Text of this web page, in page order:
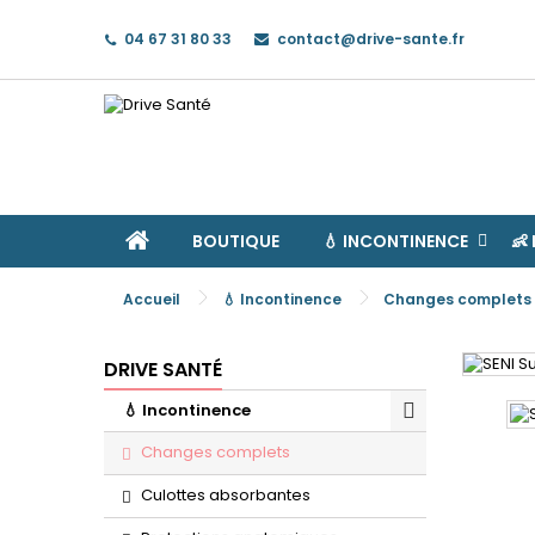
04 67 31 80 33 contact@drive-sante.fr
BOUTIQUE 💧 INCONTINENCE 👶
Accueil 💧 Incontinence Changes complets
DRIVE SANTÉ
💧 Incontinence
Changes complets
Culottes absorbantes